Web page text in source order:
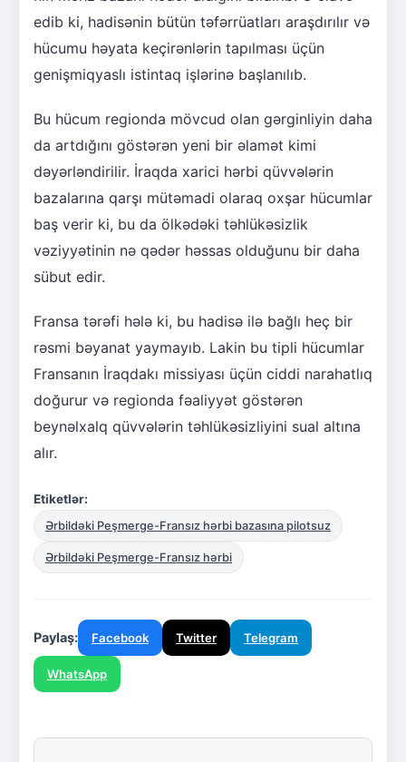
edib ki, hadisənin bütün təfərrüatları araşdırılır və
hücumu həyata keçirənlərin tapılması üçün
genişmiqyaslı istintaq işlərinə başlanılıb.
Bu hücum regionda mövcud olan gərginliyin daha
da artdığını göstərən yeni bir əlamət kimi
dəyərləndirilir. İraqda xarici hərbi qüvvələrin
bazalarına qarşı mütəmadi olaraq oxşar hücumlar
baş verir ki, bu da ölkədəki təhlükəsizlik
vəziyyətinin nə qədər həssas olduğunu bir daha
sübut edir.
Fransa tərəfi hələ ki, bu hadisə ilə bağlı heç bir
rəsmi bəyanat yaymayıb. Lakin bu tipli hücumlar
Fransanın İraqdakı missiyası üçün ciddi narahatlıq
doğurur və regionda fəaliyyət göstərən
beynəlxalq qüvvələrin təhlükəsizliyini sual altına
alır.
Etiketlər:
Ərbildəki Peşmerge-Fransız hərbi bazasına pilotsuz
Ərbildəki Peşmerge-Fransız hərbi
Paylaş: Facebook Twitter Telegram
WhatsApp